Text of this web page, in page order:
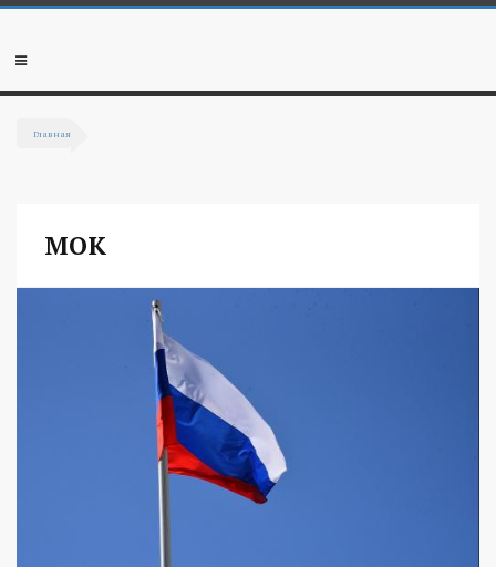
Перейти к основному содержанию
Мобильное
Главная
МОК